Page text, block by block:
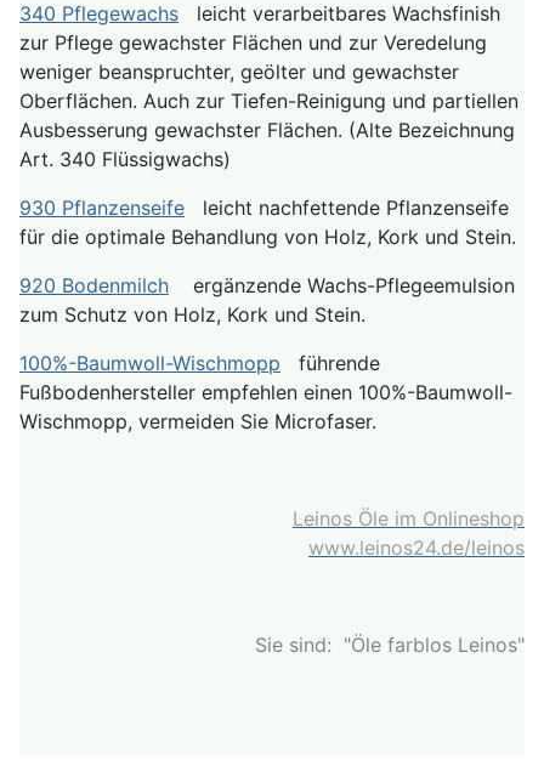
340 Pflegewachs leicht verarbeitbares Wachsfinish
zur Pflege gewachster Flächen und zur Veredelung
weniger beanspruchter, geölter und gewachster
Oberflächen. Auch zur Tiefen-Reinigung und partiellen
Ausbesserung gewachster Flächen. (Alte Bezeichnung
Art. 340 Flüssigwachs)
930 Pflanzenseife leicht nachfettende Pflanzenseife
für die optimale Behandlung von Holz, Kork und Stein.
920 Bodenmilch ergänzende Wachs-Pflegeemulsion
zum Schutz von Holz, Kork und Stein.
100%-Baumwoll-Wischmopp führende
Fußbodenhersteller empfehlen einen 100%-Baumwoll-
Wischmopp, vermeiden Sie Microfaser.
Leinos Öle im Onlineshop
www.leinos24.de/leinos
Sie sind: "Öle farblos Leinos"